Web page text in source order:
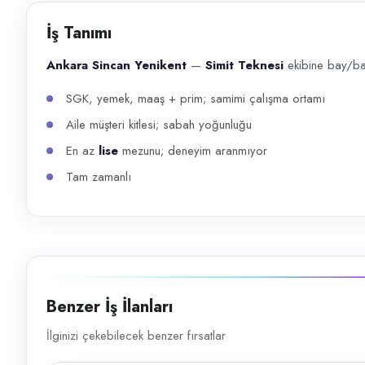
Başvuru kanalları
WhatsApp, Telefon
İlan açıklaması
Ankara Sincan Yenikent — Simit Teknesi ekibine bay/bayan servis
İş Tanımı
Ankara Sincan Yenikent — Simit Teknesi ekibine bay/
SGK, yemek, maaş + prim; samimi çalışma ortamı
Aile müşteri kitlesi; sabah yoğunluğu
En az lise mezunu; deneyim aranmıyor
Tam zamanlı
Benzer İş İlanları
İlginizi çekebilecek benzer fırsatlar